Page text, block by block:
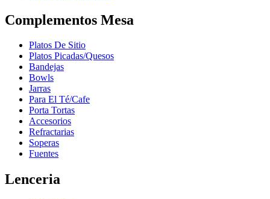
Complementos Mesa
Platos De Sitio
Platos Picadas/Quesos
Bandejas
Bowls
Jarras
Para El Té/Cafe
Porta Tortas
Accesorios
Refractarias
Soperas
Fuentes
Lenceria